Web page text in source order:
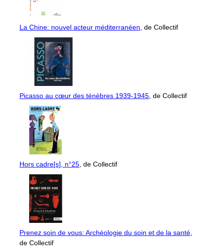
La Chine: nouvel acteur méditerranéen , de Collectif
Picasso au cœur des ténèbres 1939-1945 , de Collectif
Hors cadre[s], n°25 , de Collectif
Prenez soin de vous: Archéologie du soin et de la santé
de Collectif